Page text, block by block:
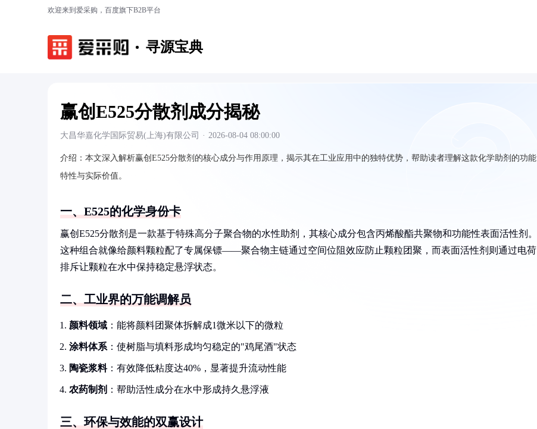
欢迎来到爱采购，百度旗下B2B平台
寻源宝典
赢创E525分散剂成分揭秘
大昌华嘉化学国际贸易(上海)有限公司 · 2026-08-04 08:00:00
介绍： 本文深入解析赢创E525分散剂的核心成分与作用原理，揭示其在工业应用中的独特优势，帮助读者理解这款化学助剂的功能
特性与实际价值。
一、E525的化学身份卡
赢创E525分散剂是一款基于特殊高分子聚合物的水性助剂，其核心成分包含丙烯酸酯共聚物和功能性表面活性剂。
这种组合就像给颜料颗粒配了专属保镖——聚合物主链通过空间位阻效应防止颗粒团聚，而表面活性剂则通过电荷
排斥让颗粒在水中保持稳定悬浮状态。
二、工业界的万能调解员
颜料领域 ：能将颜料团聚体拆解成1微米以下的微粒
涂料体系 ：使树脂与填料形成均匀稳定的"鸡尾酒"状态
陶瓷浆料：有效降低粘度达40%，显著提升流动性能
农药制剂 ：帮助活性成分在水中形成持久悬浮液
三、环保与效能的双赢设计